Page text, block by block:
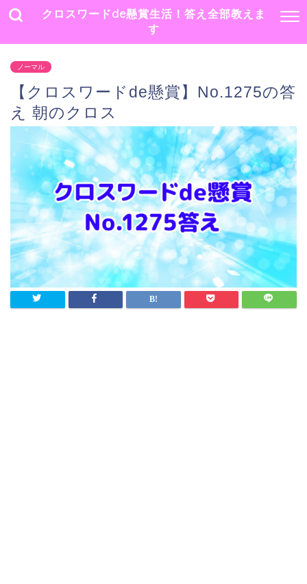
クロスワードde懸賞生活！答え全部教えま
す
ノーマル
【クロスワードde懸賞】No.1275の答
え 朝のクロス